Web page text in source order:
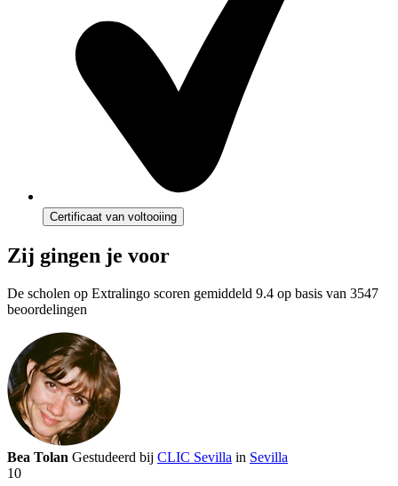
Certificaat van voltooiing
Zij gingen je voor
De scholen op Extralingo scoren gemiddeld 9.4 op basis van 3547
beoordelingen
Bea Tolan Gestudeerd bij CLIC Sevilla in Sevilla
10